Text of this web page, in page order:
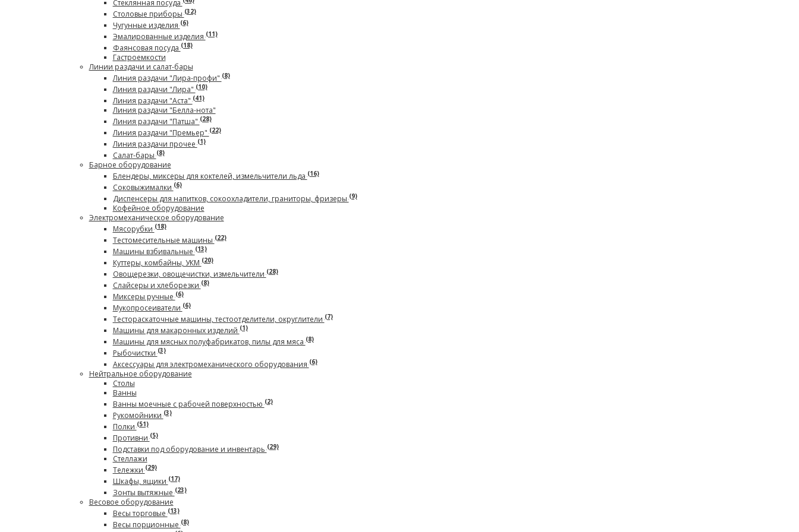
Стеклянная посуда
Столовые приборы(32)
Чугунные изделия(6)
Эмалированные изделия(11)
Фаянсовая посуда(18)
Гастроемкости
Линии раздачи и салат-бары
Линия раздачи "Лира-профи"(8)
Линия раздачи "Лира"(10)
Линия раздачи "Аста"(41)
Линия раздачи "Белла-нота"
Линия раздачи "Патша"(28)
Линия раздачи "Премьер"(22)
Линия раздачи прочее(1)
Салат-бары(8)
Барное оборудование
Блендеры, миксеры для коктелей, измельчители льда(16)
Соковыжималки(6)
Диспенсеры для напитков, сокоохладители, граниторы, фризеры(9)
Кофейное оборудование
Электромеханическое оборудование
Мясорубки(18)
Тестомесительные машины(22)
Машины взбивальные(13)
Куттеры, комбайны, УКМ(20)
Овощерезки, овощечистки, измельчители(28)
Слайсеры и хлеборезки(8)
Миксеры ручные(6)
Мукопросеиватели(6)
Тестораскаточные машины, тестоотделители, округлители(7)
Машины для макаронных изделий(1)
Машины для мясных полуфабрикатов, пилы для мяса(8)
Рыбочистки(3)
Аксессуары для электромеханического оборудования(6)
Нейтральное оборудование
Столы
Ванны
Ванны моечные с рабочей поверхностью(2)
Рукомойники(3)
Полки(51)
Противни(5)
Подставки под оборудование и инвентарь(29)
Стеллажи
Тележки(29)
Шкафы, ящики(17)
Зонты вытяжные(23)
Весовое оборудование
Весы торговые(13)
Весы порционные(8)